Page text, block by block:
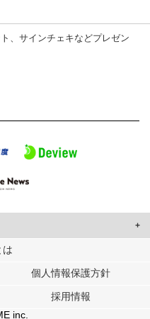
、サインチェキなどプレゼン
ーに合わせたコンテンツや広告の
ナーに提供しています。
ートナーに提供した他の情報や、
は
個人情報保護方針
採用情報
inc.